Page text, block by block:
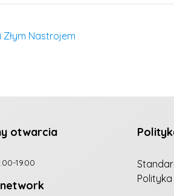
Nastrojem
otwarcia
19.00